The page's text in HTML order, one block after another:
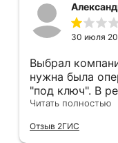
30 июля
Выбрал
нужна была
"под ключ". В
часа потратить
"утилизация
Читать полностью
Отзыв 2ГИС